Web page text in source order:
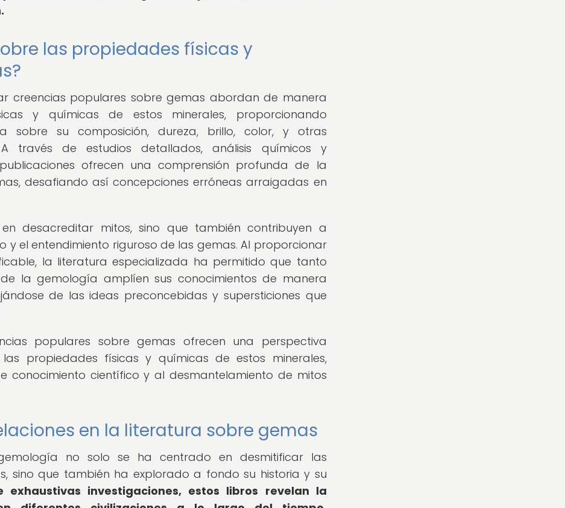
las propiedades físicas y
creencias populares sobre gemas abordan de manera
y químicas de estos minerales, proporcionando
sobre su composición, dureza, brillo, color, y otras
través de estudios detallados, análisis químicos y
ofrecen una comprensión profunda de la
desafiando así concepciones erróneas arraigadas en
desacreditar mitos, sino que también contribuyen a
y el entendimiento riguroso de las gemas. Al proporcionar
la literatura especializada ha permitido que tanto
la gemología amplíen sus conocimientos de manera
de las ideas preconcebidas y supersticiones que
populares sobre gemas ofrecen una perspectiva
propiedades físicas y químicas de estos minerales,
conocimiento científico y al desmantelamiento de mitos
en la literatura sobre gemas
no solo se ha centrado en desmitificar las
sino que también ha explorado a fondo su historia y su
exhaustivas investigaciones, estos libros revelan la